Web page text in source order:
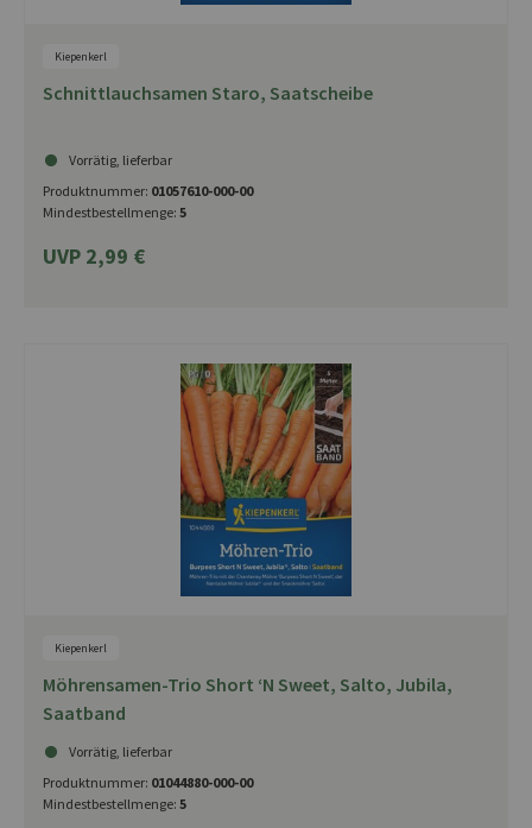
Kiepenkerl
Schnittlauchsamen Staro, Saatscheibe
Vorrätig, lieferbar
Produktnummer: 01057610-000-00
Mindestbestellmenge: 5
UVP 2,99 €
Kiepenkerl
Möhrensamen-Trio Short ‘N Sweet, Salto, Jubila,
Saatband
Vorrätig, lieferbar
Produktnummer: 01044880-000-00
Mindestbestellmenge: 5